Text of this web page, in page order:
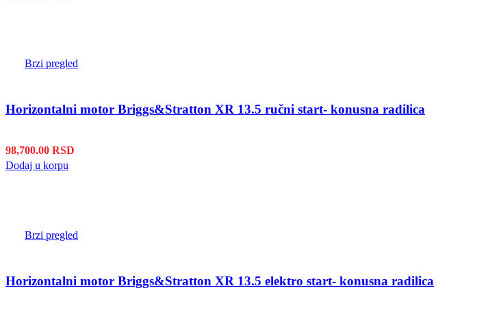
Brzi pregled
Horizontalni motor Briggs&Stratton XR 13.5 ručni start- konusna radilica
98,700.00 RSD
Dodaj u korpu
Brzi pregled
Horizontalni motor Briggs&Stratton XR 13.5 elektro start- konusna radilica